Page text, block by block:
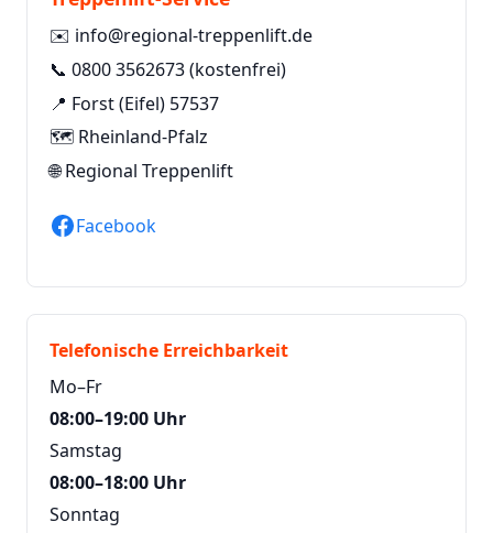
✉️ info@regional-treppenlift.de
📞 0800 3562673(kostenfrei)
📍 Forst (Eifel) 57537
🗺️ Rheinland-Pfalz
🌐Regional Treppenlift
Facebook
Telefonische Erreichbarkeit
Mo–Fr
08:00–19:00 Uhr
Samstag
08:00–18:00 Uhr
Sonntag